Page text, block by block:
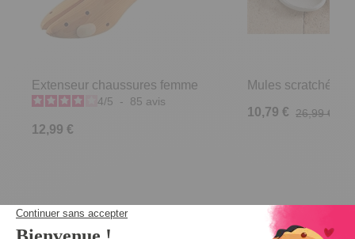
Extenseur chaussures femme
4/5 - 85 avis
12,99 €
Mules scratchées
10,79 € 26,99 €